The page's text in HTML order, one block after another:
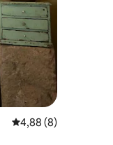
4,88 av 5 i
4,88 (8)